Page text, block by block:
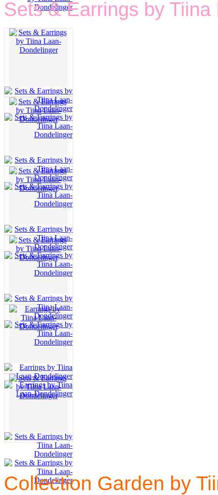
Sets & Earrings by
Collection Garden by